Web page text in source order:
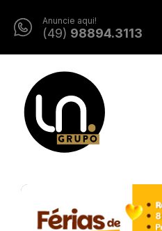
Anuncie aqui!
(49) 98894.3113